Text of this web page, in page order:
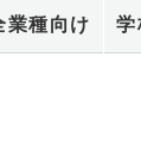
業種向け 学